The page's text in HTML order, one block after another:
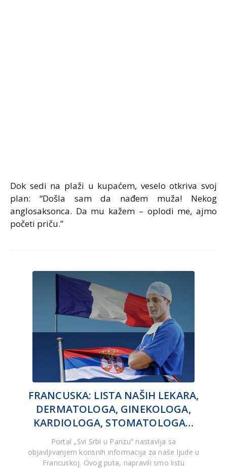
Dok sedi na plaži u kupaćem, veselo otkriva svoj
plan: “Došla sam da nađem muža! Nekog
anglosaksonca. Da mu kažem – oplodi me, ajmo
početi priču.”
FRANCUSKA: LISTA NAŠIH LEKARA,
DERMATOLOGA, GINEKOLOGA,
KARDIOLOGA, STOMATOLOGA…
Portal „Svi Srbi u Parizu“ nastavlja sa
objavljivanjem korisnih informacija za naše ljude u
Francuskoj. Ovog puta, napravili smo listu